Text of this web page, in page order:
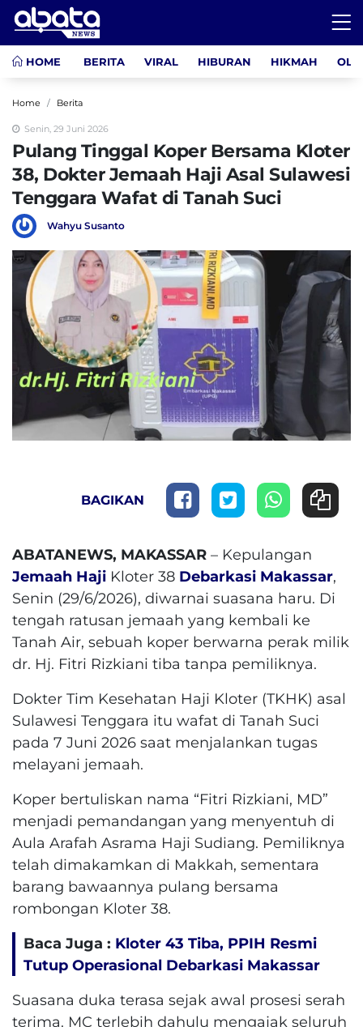
HOME BERITA VIRAL HIBURAN HIKMAH
Home Berita
Senin, 29 Juni 2026
Pulang Tinggal Koper Bersama Kloter
38, Dokter Jemaah Haji Asal Sulawesi
Tenggara Wafat di Tanah Suci
Wahyu Susanto
BAGIKAN
ABATANEWS, MAKASSAR – Kepulangan
Jemaah Haji Kloter 38 Debarkasi Makassar,
Senin (29/6/2026), diwarnai suasana haru. Di
tengah ratusan jemaah yang kembali ke
Tanah Air, sebuah koper berwarna perak milik
dr. Hj. Fitri Rizkiani tiba tanpa pemiliknya.
Dokter Tim Kesehatan Haji Kloter (TKHK) asal
Sulawesi Tenggara itu wafat di Tanah Suci
pada 7 Juni 2026 saat menjalankan tugas
melayani jemaah.
Koper bertuliskan nama “Fitri Rizkiani, MD”
menjadi pemandangan yang menyentuh di
Aula Arafah Asrama Haji Sudiang. Pemiliknya
telah dimakamkan di Makkah, sementara
barang bawaannya pulang bersama
rombongan Kloter 38.
Baca Juga : Kloter 43 Tiba, PPIH Resmi
Tutup Operasional Debarkasi Makassar
Suasana duka terasa sejak awal prosesi serah
terima. MC terlebih dahulu mengajak seluruh